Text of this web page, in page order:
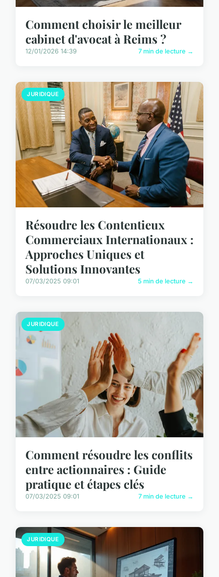
Comment choisir le meilleur
cabinet d'avocat à Reims ?
12/01/2026 14:39 7 min de lecture →
JURIDIQUE
Résoudre les Contentieux
Commerciaux Internationaux :
Approches Uniques et
Solutions Innovantes
07/03/2025 09:01 5 min de lecture →
JURIDIQUE
Comment résoudre les conflits
entre actionnaires : Guide
pratique et étapes clés
07/03/2025 09:01 7 min de lecture →
JURIDIQUE